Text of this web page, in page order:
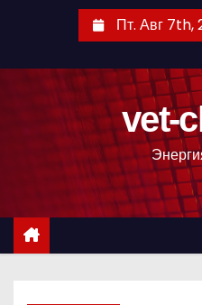
с
Пт. Авг 7th,
vet-